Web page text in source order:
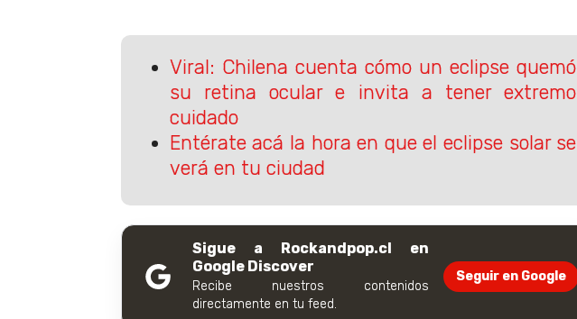
Viral: Chilena cuenta cómo un eclipse quemó
su retina ocular e invita a tener extremo
cuidado
Entérate acá la hora en que el eclipse solar se
verá en tu ciudad
Sigue a Rockandpop.cl en
Google Discover
Recibe nuestros contenidos
directamente en tu feed.
Seguir en Google